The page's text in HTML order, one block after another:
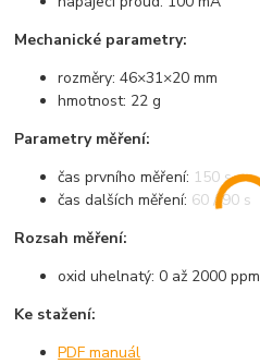
Mechanické parametry:
rozměry: 46×31×20 mm
hmotnost: 22 g
Parametry měření:
čas prvního měření: 150 s
čas dalších měření: 60 / 90 s
Rozsah měření:
oxid uhelnatý: 0 až 2000 ppm
Ke stažení:
PDF manuál